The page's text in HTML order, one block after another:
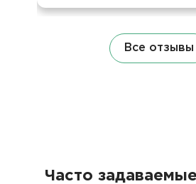
Все отзывы
Часто